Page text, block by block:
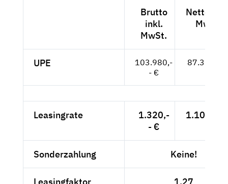
Brutto
inkl.
MwSt.
Netto
MwSt.
UPE
103.980,-
- €
87.378,--
Leasingrate
1.320,-
- €
1.109,24
Sonderzahlung Keine!